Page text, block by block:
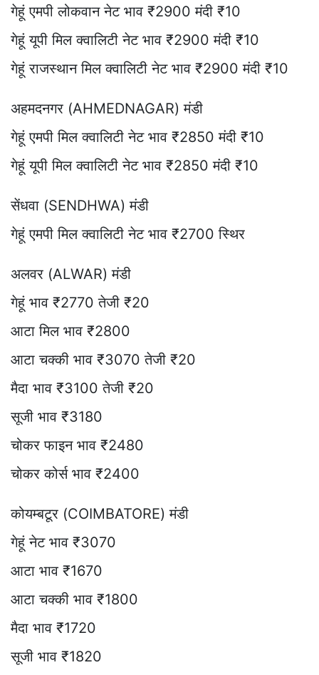
गेहूं एमपी लोकवान नेट भाव ₹2900 मंदी ₹10
गेहूं यूपी मिल क्वालिटी नेट भाव ₹2900 मंदी ₹10
गेहूं राजस्थान मिल क्वालिटी नेट भाव ₹2900 मंदी ₹10
अहमदनगर (AHMEDNAGAR) मंडी
गेहूं एमपी मिल क्वालिटी नेट भाव ₹2850 मंदी ₹10
गेहूं यूपी मिल क्वालिटी नेट भाव ₹2850 मंदी ₹10
सेंधवा (SENDHWA) मंडी
गेहूं एमपी मिल क्वालिटी नेट भाव ₹2700 स्थिर
अलवर (ALWAR) मंडी
गेहूं भाव ₹2770 तेजी ₹20
आटा मिल भाव ₹2800
आटा चक्की भाव ₹3070 तेजी ₹20
मैदा भाव ₹3100 तेजी ₹20
सूजी भाव ₹3180
चोकर फाइन भाव ₹2480
चोकर कोर्स भाव ₹2400
कोयम्बटूर (COIMBATORE) मंडी
गेहूं नेट भाव ₹3070
आटा भाव ₹1670
आटा चक्की भाव ₹1800
मैदा भाव ₹1720
सूजी भाव ₹1820